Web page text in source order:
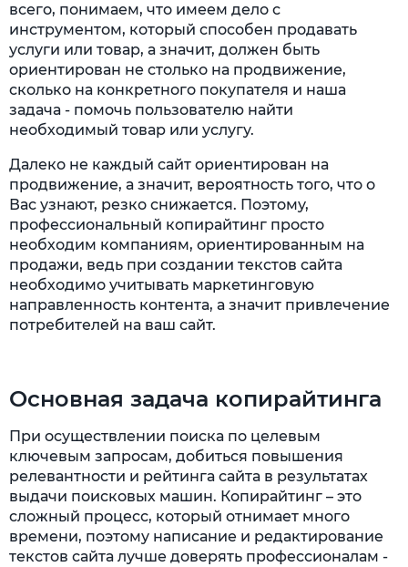
всего, понимаем, что имеем дело с
инструментом, который способен продавать
услуги или товар, а значит, должен быть
ориентирован не столько на продвижение,
сколько на конкретного покупателя и наша
задача - помочь пользователю найти
необходимый товар или услугу.
Далеко не каждый сайт ориентирован на
продвижение, а значит, вероятность того, что о
Вас узнают, резко снижается. Поэтому,
профессиональный копирайтинг просто
необходим компаниям, ориентированным на
продажи, ведь при создании текстов сайта
необходимо учитывать маркетинговую
направленность контента, а значит привлечение
потребителей на ваш сайт.
Основная задача копирайтинга
При осуществлении поиска по целевым
ключевым запросам, добиться повышения
релевантности и рейтинга сайта в результатах
выдачи поисковых машин. Копирайтинг – это
сложный процесс, который отнимает много
времени, поэтому написание и редактирование
текстов сайта лучше доверять профессионалам -